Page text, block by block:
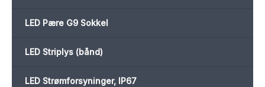
LED Pære G9 Sokkel
LED Striplys (bånd)
LED Strømforsyninger, IP67